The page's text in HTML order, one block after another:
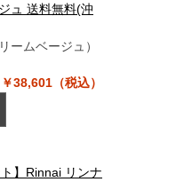
ュ 送料無料(沖
ームベージュ）
￥38,601（税込）
】Rinnai リンナ